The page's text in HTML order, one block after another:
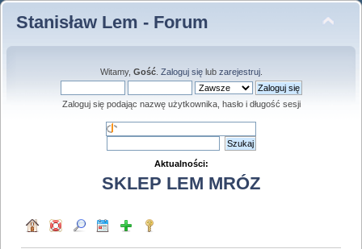
Stanisław Lem - Forum
Witamy, Gość. Zaloguj sięlub zarejestruj.
Zaloguj się podając nazwę użytkownika, hasło i długość sesji
Aktualności:
SKLEP LEM MRÓZ